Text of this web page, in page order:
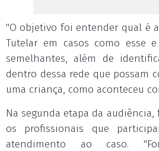
"O objetivo foi entender qual é
Tutelar em casos como esse
semelhantes, além de
dentro dessa rede que possam
uma criança, como aconteceu
Na segunda etapa da
os profissionais que
atendimento ao caso.